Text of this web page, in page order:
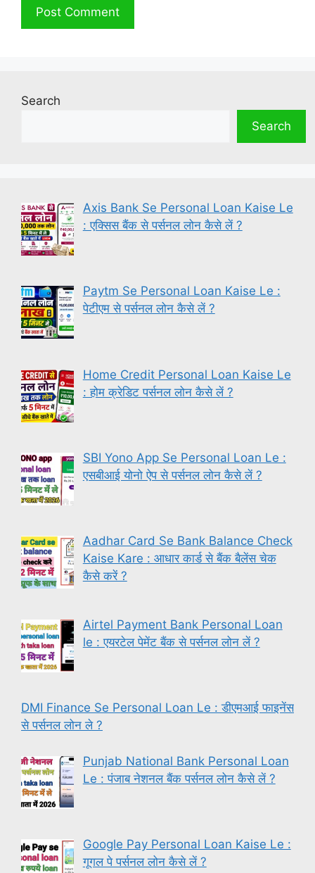
Search
Search
Axis Bank Se Personal Loan Kaise Le
: एक्सिस बैंक से पर्सनल लोन कैसे लें ?
Paytm Se Personal Loan Kaise Le :
पेटीएम से पर्सनल लोन कैसे लें ?
Home Credit Personal Loan Kaise Le
: होम क्रेडिट पर्सनल लोन कैसे लें ?
SBI Yono App Se Personal Loan Le :
एसबीआई योनो ऐप से पर्सनल लोन कैसे लें ?
Aadhar Card Se Bank Balance Check
Kaise Kare : आधार कार्ड से बैंक बैलेंस चेक
कैसे करें ?
Airtel Payment Bank Personal Loan
le : एयरटेल पेमेंट बैंक से पर्सनल लोन लें ?
DMI Finance Se Personal Loan Le : डीएमआई फाइनेंस
से पर्सनल लोन ले ?
Punjab National Bank Personal Loan
Le : पंजाब नेशनल बैंक पर्सनल लोन कैसे लें ?
Google Pay Personal Loan Kaise Le :
गूगल पे पर्सनल लोन कैसे लें ?